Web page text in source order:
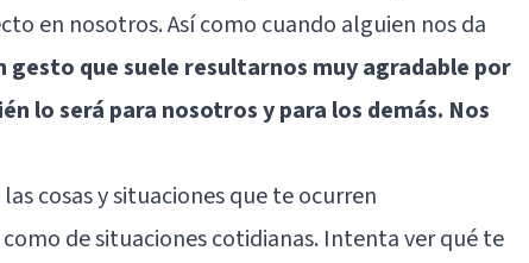
en nosotros. Así como cuando alguien nos da
gesto que suele resultarnos muy agradable por
lo será para nosotros y para los demás. Nos
cosas y situaciones que te ocurren
de situaciones cotidianas. Intenta ver qué te